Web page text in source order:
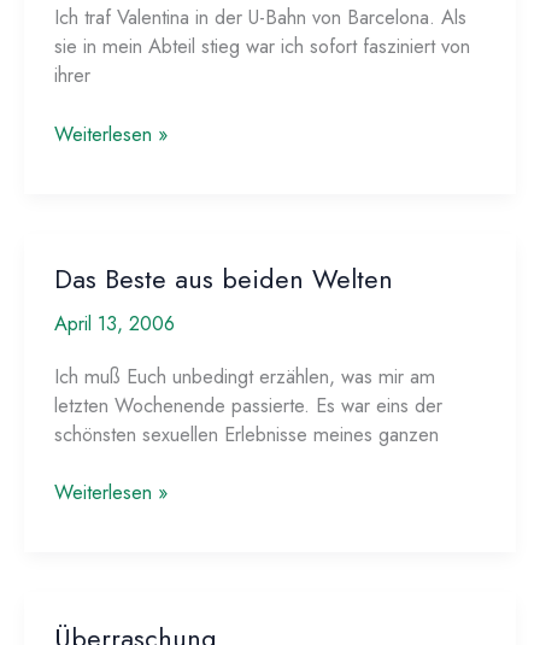
Ich traf Valentina in der U-Bahn von Barcelona. Als
sie in mein Abteil stieg war ich sofort fasziniert von
ihrer
Valentina
Weiterlesen »
Das Beste aus beiden Welten
April 13, 2006
Ich muß Euch unbedingt erzählen, was mir am
letzten Wochenende passierte. Es war eins der
schönsten sexuellen Erlebnisse meines ganzen
Das
Weiterlesen »